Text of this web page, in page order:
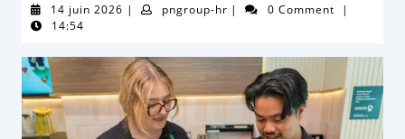
14 juin 2026 14| pngroup-hrpngroup-
| 0 Comment
|
14:54